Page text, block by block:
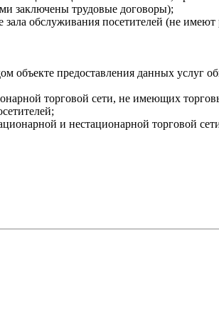
заключены трудовые договоры);
обслуживания посетителей (не имеют
объекте предоставления данных услуг
торговой сети, не имеющих
и нестационарной торговой